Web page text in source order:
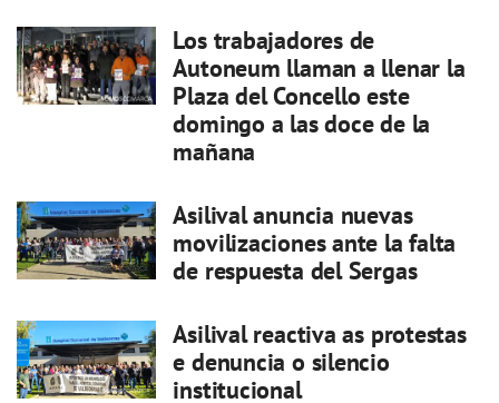
Los trabajadores de
Autoneum llaman a llenar la
Plaza del Concello este
domingo a las doce de la
mañana
Asilival anuncia nuevas
movilizaciones ante la falta
de respuesta del Sergas
Asilival reactiva as protestas
e denuncia o silencio
institucional